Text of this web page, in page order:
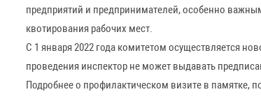
предприятий и предпринимателей, особенно
квотирования рабочих мест.
С 1 января 2022 года комитетом осуществляется
проведения инспектор не может выдавать
Подробнее о профилактическом визите в памятке,